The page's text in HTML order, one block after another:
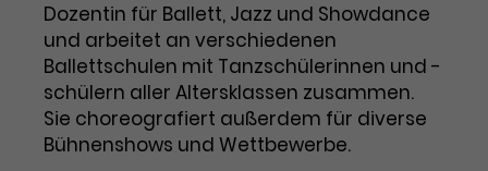
Benutzer*in wiedererkannt werden,
und es wird Zugang zu
geschützten Bereichen gewährt.
Name cookie_optin
Laufzeit 2 Jahre
Dieses Cookie wird von Google
Analytics installiert. Das Cookie
wird verwendet, um
Marketing
Diese Gruppe beinhaltet alle Scripte, die es uns
ermöglichen die Leistung unserer
Werbekampagnen zu analysieren und
Conversions zu messen. Außerdem helfen sie
uns dabei Werbeanzeigen und Inhalte besser auf
die Interessen unserer Nutzer abzustimmen.
Dozentin für Ballett, Jazz und Showdance
und arbeitet an verschiedenen
Ballettschulen mit Tanzschülerinnen und -
schülern aller Altersklassen zusammen.
Sie choreografiert außerdem für diverse
Bühnenshows und Wettbewerbe.